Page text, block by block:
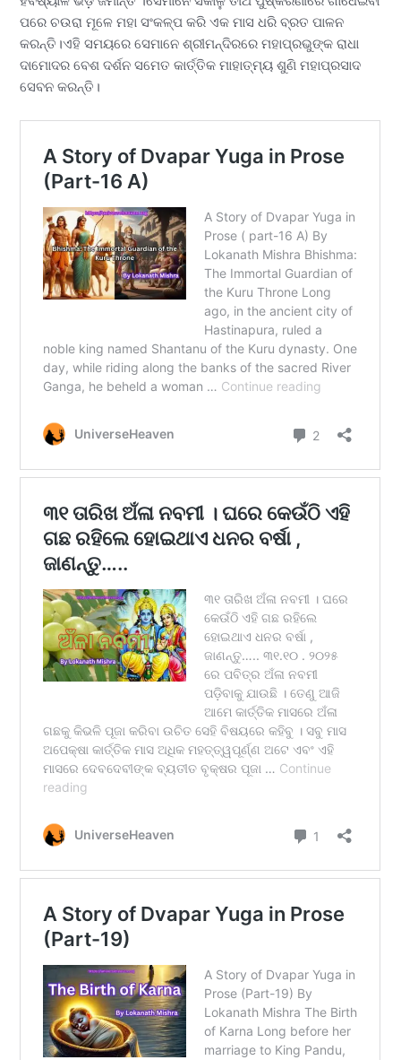
ପରେ ଚଉରା ମୂଳେ ମହା ସଂକଳ୍ପ କରି ଏକ ମାସ ଧରି ବ୍ରତ ପାଳନ
କରନ୍ତି।ଏହି ସମୟରେ ସେମାନେ ଶ୍ରୀମନ୍ଦିରରେ ମହାପ୍ରଭୁଙ୍କ ରାଧା
ଦାମୋଦର ବେଶ ଦର୍ଶନ ସମେତ କାର୍ତ୍ତିକ ମାହାତ୍ମ୍ୟ ଶୁଣି ମହାପ୍ରସାଦ
ସେବନ କରନ୍ତି।